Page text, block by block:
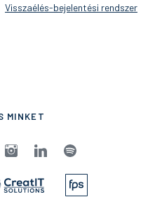
Visszaélés-bejelentési rendszer
MINKET